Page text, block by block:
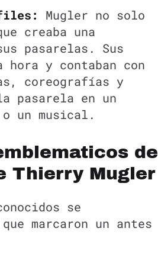
Mugler no solo
creaba una
pasarelas. Sus
hora y contaban con
coreografías y
pasarela en un
un musical.
de
Thierry Mugler
se
marcaron un antes